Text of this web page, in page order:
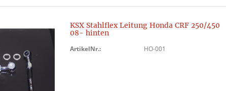
KSX Stahlflex Leitung Honda CRF 250/450
08- hinten
ArtikelNr.: HO-001